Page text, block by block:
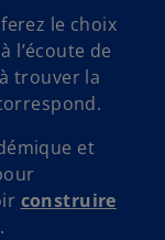
le choix
l’écoute de
trouver la
et
construire